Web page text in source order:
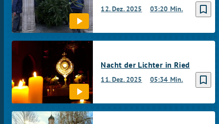
bookmark_border
12. Dez. 2025 03:20 Min.
bookmark_border
11. Dez. 2025 05:34 Min.
Nacht der Lichter in Ried